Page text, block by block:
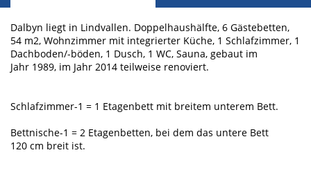
Dalbyn liegt in Lindvallen. Doppelhaushälfte, 6 Gästebetten,
54 m2, Wohnzimmer mit integrierter Küche, 1 Schlafzimmer, 1
Dachboden/-böden, 1 Dusch, 1 WC, Sauna, gebaut im
Jahr 1989, im Jahr 2014 teilweise renoviert.
Schlafzimmer-1 = 1 Etagenbett mit breitem unterem Bett.
Bettnische-1 = 2 Etagenbetten, bei dem das untere Bett
120 cm breit ist.